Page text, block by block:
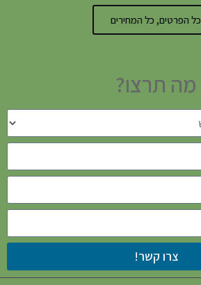
כל הפרטים, כל המחירים
מה תרצו?
צרו קשר!